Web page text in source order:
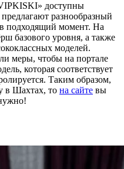
доступны
разнообразный
подходящий момент. На
базового уровня, а также
моделей.
меры, чтобы на портале
которая соответствует
Таким образом,
в Шахтах, то на сайте вы